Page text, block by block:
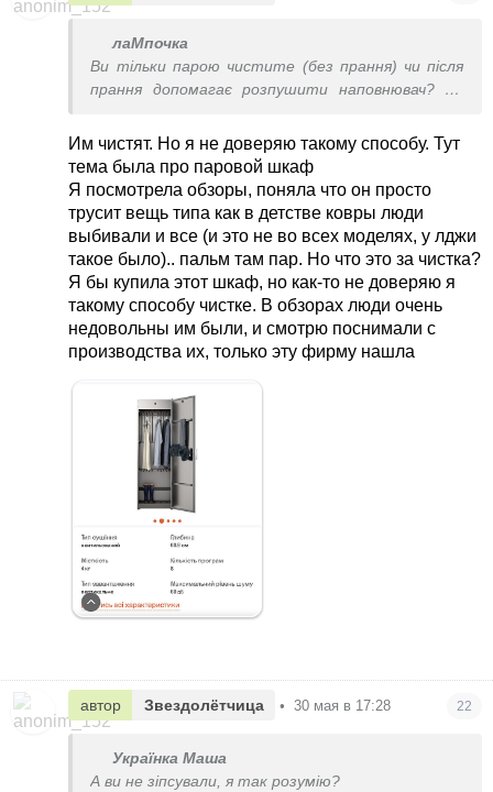
лаМпочка
Ви тільки парою чистите (без прання) чи після
прання допомагає розпушити наповнювач? Як
Маю пароочисник, але не думала, що можна речі
ним чистити.
Им чистят. Но я не доверяю такому способу. Тут
тема была про паровой шкаф
Я посмотрела обзоры, поняла что он просто
трусит вещь типа как в детстве ковры люди
выбивали и все (и это не во всех моделях, у лджи
такое было).. пальм там пар. Но что это за чистка?
Я бы купила этот шкаф, но как-то не доверяю я
такому способу чистке. В обзорах люди очень
недовольны им были, и смотрю поснимали с
производства их, только эту фирму нашла
автор Звездолётчица • 30 мая в 17:28 22
Українка Маша
А ви не зіпсували, я так розумію?